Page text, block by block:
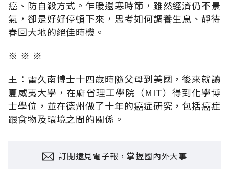
癌、防自殺方式。乍暖還寒時節，雖然經濟仍不景
氣，卻是好好停頓下來，思考如何調養生息、靜待
春回大地的絕佳時機。
※ ※ ※
王：雷久南博士十四歲時隨父母到美國，後來就讀
夏威夷大學，在麻省理工學院（MIT）得到化學博
士學位，並在德州做了十年的癌症研究，包括癌症
跟食物及環境之間的關係。
訂閱遠見電子報，掌握國內外大事